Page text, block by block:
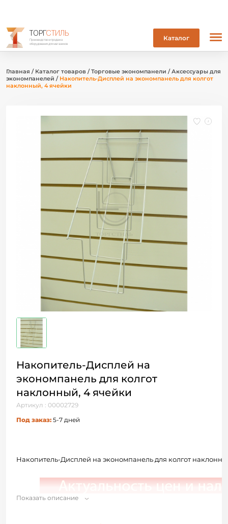
ТОРГСТИЛЬ
Производство и продажа
оборудования для магазинов
Каталог
Главная / Каталог товаров /Торговые экономпанели /Аксессуары для
экономпанелей / Накопитель-Дисплей на экономпанель для колгот
наклонный, 4 ячейки
Накопитель-Дисплей на
экономпанель для колгот
наклонный, 4 ячейки
Артикул : 00002729
Под заказ: 5-7 дней
Накопитель-Дисплей на экономпанель для колгот
Показать описание